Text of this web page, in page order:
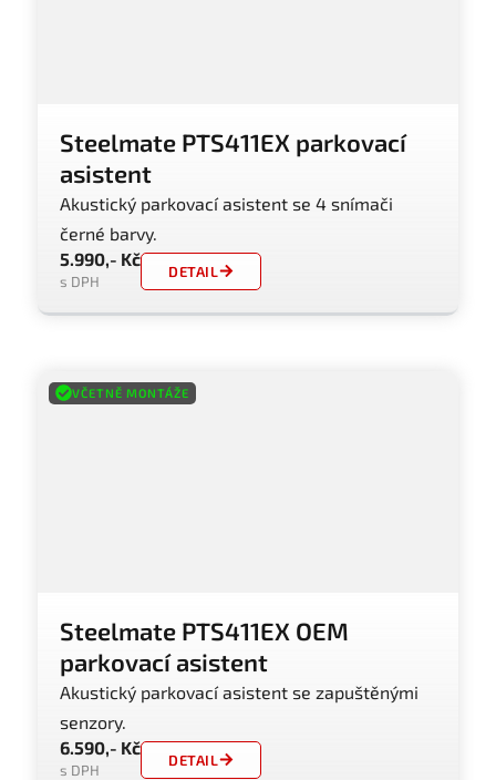
Steelmate PTS411EX parkovací
asistent
Akustický parkovací asistent se 4 snímači
černé barvy.
5.990,- Kč
s DPH
DETAIL
VČETNĚ MONTÁŽE
Steelmate PTS411EX OEM
parkovací asistent
Akustický parkovací asistent se zapuštěnými
senzory.
6.590,- Kč
s DPH
DETAIL